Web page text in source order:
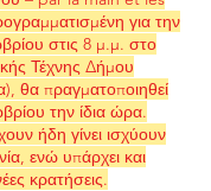
για την
στις 8 μ.μ. στο
Τέχνης Δήμου
θα πραγματοποιηθεί
την ίδια ώρα.
ήδη γίνει ισχύουν
ενώ υπάρχει και
κρατήσεις.